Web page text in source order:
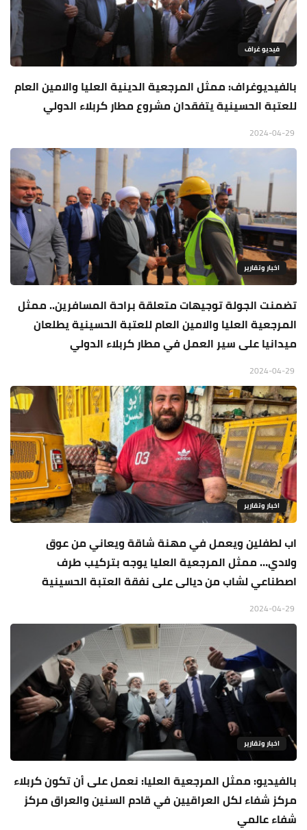
فيديو غراف
بالفيديوغراف: ممثل المرجعية الدينية العليا والامين العام
للعتبة الحسينية يتفقدان مشروع مطار كربلاء الدولي
اخبار وتقارير
تضمنت الجولة توجيهات متعلقة براحة المسافرين.. ممثل
المرجعية العليا والامين العام للعتبة الحسينية يطلعان
ميدانيا على سير العمل في مطار كربلاء الدولي
اخبار وتقارير
اب لطفلين ويعمل في مهنة شاقة ويعاني من عوق
ولادي… ممثل المرجعية العليا يوجه بتركيب طرف
اصطناعي لشاب من ديالى على نفقة العتبة الحسينية
اخبار وتقارير
بالفيديو: ممثل المرجعية العليا: نعمل على أن تكون كربلاء
مركز شفاء لكل العراقيين في قادم السنين والعراق مركز
شفاء عالمي